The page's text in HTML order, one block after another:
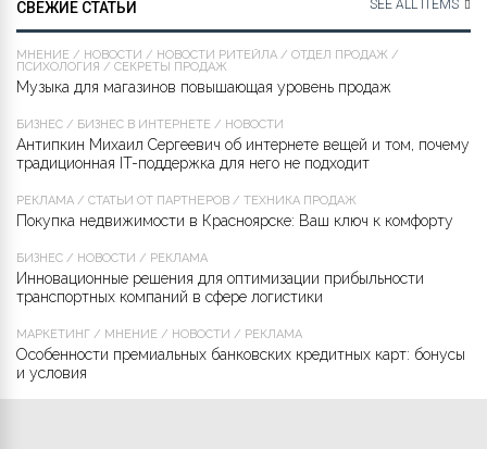
СВЕЖИЕ СТАТЬИ SEE ALL ITEMS
МНЕНИЕ / НОВОСТИ / НОВОСТИ РИТЕЙЛА / ОТДЕЛ ПРОДАЖ /
ПСИХОЛОГИЯ / СЕКРЕТЫ ПРОДАЖ
Музыка для магазинов повышающая уровень продаж
БИЗНЕС / БИЗНЕС В ИНТЕРНЕТЕ / НОВОСТИ
Антипкин Михаил Сергеевич об интернете вещей и том, почему
традиционная IT-поддержка для него не подходит
РЕКЛАМА / СТАТЬИ ОТ ПАРТНЁРОВ / ТЕХНИКА ПРОДАЖ
Покупка недвижимости в Красноярске: Ваш ключ к комфорту
БИЗНЕС / НОВОСТИ / РЕКЛАМА
Инновационные решения для оптимизации прибыльности
транспортных компаний в сфере логистики
МАРКЕТИНГ / МНЕНИЕ / НОВОСТИ / РЕКЛАМА
Особенности премиальных банковских кредитных карт: бонусы
и условия